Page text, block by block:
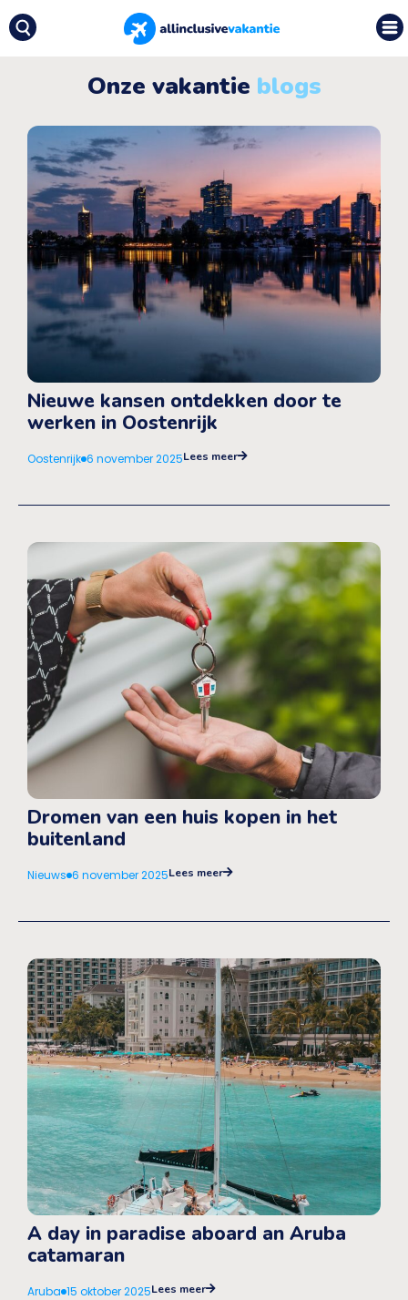
Onze vakantie blogs
Nieuwe kansen ontdekken door te
werken in Oostenrijk
Oostenrijk 6 november 2025Lees meer
Dromen van een huis kopen in het
buitenland
Nieuws 6 november 2025Lees meer
A day in paradise aboard an Aruba
catamaran
Aruba 15 oktober 2025Lees meer